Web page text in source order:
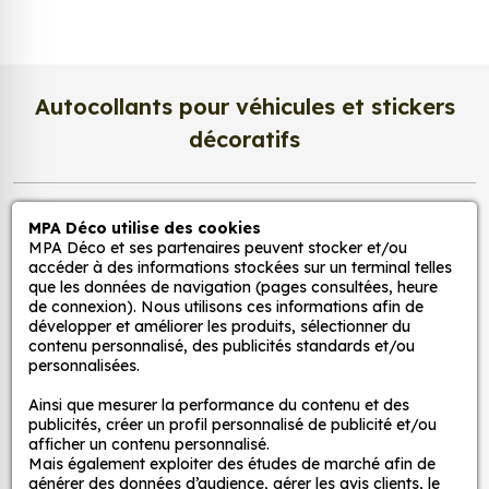
Voici quelques exemples d'avantages spécifiques
Pour la chambre d'enfant : nos stickers peuvent
être utilisés pour créer une ambiance ludique
et colorée dans la chambre d'enfant. Ils
peuvent également être utilisés pour décorer
les murs, les meubles ou les jouets.
Pour la cuisine : nos stickers peuvent être
utilisés pour ajouter une touche d'originalité à
les murs, les appareils électroménagers ou les
accessoires de cuisine.
Pour la salle de bain : nos stickers peuvent être
Autocollants pour véhicules et stickers
décoratifs
Nos services
Nos sites
Mon Compte
Aide
MPA Déco utilise des cookies
MPA Déco et ses partenaires peuvent stocker et/ou
accéder à des informations stockées sur un terminal telles
que les données de navigation (pages consultées, heure
de connexion). Nous utilisons ces informations afin de
développer et améliorer les produits, sélectionner du
contenu personnalisé, des publicités standards et/ou
personnalisées.
Ainsi que mesurer la performance du contenu et des
publicités, créer un profil personnalisé de publicité et/ou
afficher un contenu personnalisé.
Mais également exploiter des études de marché afin de
générer des données d’audience, gérer les avis clients, le